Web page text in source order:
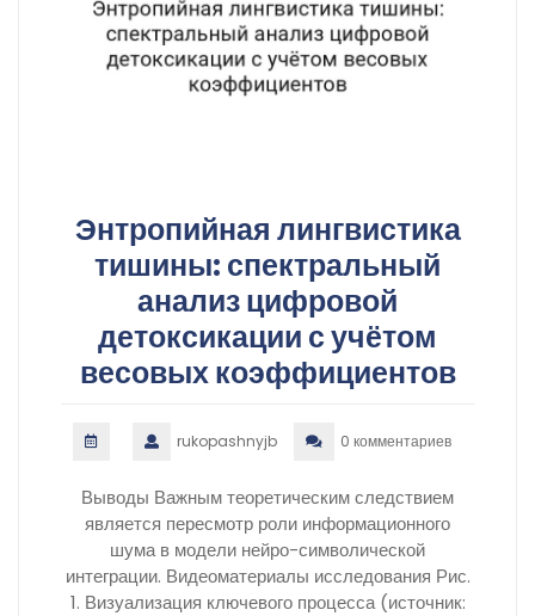
Энтропийная лингвистика
тишины: спектральный
анализ цифровой
детоксикации с учётом
весовых коэффициентов
rukopashnyjb 0 комментариев
Выводы Важным теоретическим следствием
является пересмотр роли информационного
шума в модели нейро-символической
интеграции. Видеоматериалы исследования Рис.
1. Визуализация ключевого процесса (источник: